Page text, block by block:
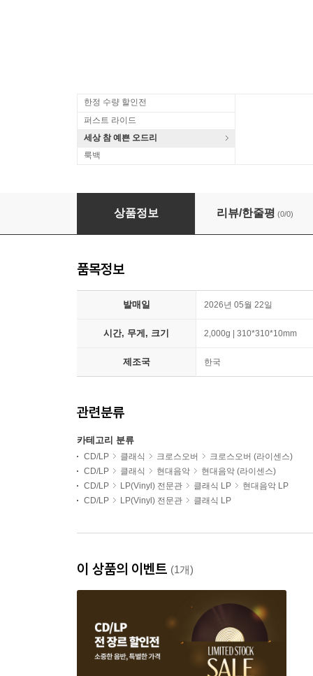
한정 수량 할인전
퍼스트 라이드
세상 참 예쁜 오드리
룩백
윤재현 - 2nd mov [LP]
상품정보 리뷰/한줄평 (0/0)
품목정보
발매일 2026년 05월 22일
시간, 무게, 크기 2,000g | 310*310*10mm
제조국 한국
관련분류
카테고리 분류
CD/LP 클래식 크로스오버
크로스오버 (라이센스)
CD/LP
클래식 현대음악
현대음악 (라이센스)
CD/LP
LP(Vinyl) 전문관 클래식 LP
현대음악 LP
CD/LP
LP(Vinyl) 전문관 클래식 LP
이 상품의 이벤트 (1개)